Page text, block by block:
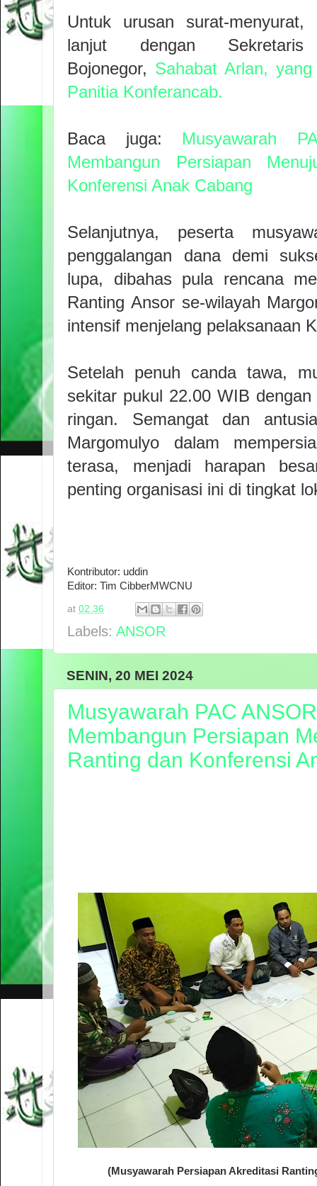
Untuk urusan surat-menyurat,
lanjut dengan
Bojonegor, Sahabat Arlan,
Panitia Konferancab.
Baca juga: Musyawarah
Membangun Persiapan
Konferensi Anak Cabang
Selanjutnya, peserta
penggalangan dana demi
lupa, dibahas pula rencana
Ranting Ansor se-wilayah
intensif menjelang pelaksanaan
Setelah penuh canda tawa,
sekitar pukul 22.00 WIB
ringan. Semangat dan
Margomulyo dalam
terasa, menjadi harapan
penting organisasi ini di tingkat
Kontributor: uddin
Editor: Tim CibberMWCNU
at02.36
Labels:ANSOR
SENIN, 20 MEI 2024
Musyawarah PAC
Membangun Persiapan
Ranting dan Konferensi
(Musyawarah Persiapan Akreditasi